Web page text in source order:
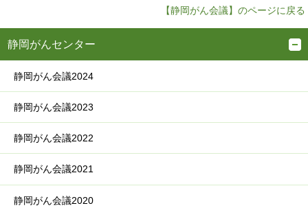
【静岡がん会議】のページに戻る
静岡がんセンター
静岡がん会議2024
静岡がん会議2023
静岡がん会議2022
静岡がん会議2021
静岡がん会議2020